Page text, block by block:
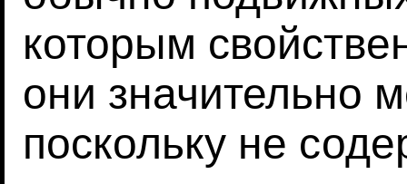
которым
они значительно
поскольку не